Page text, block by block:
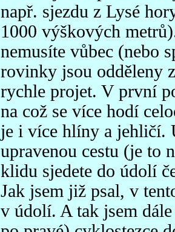
např. sjezdu z Lysé
1000 výškových
nemusíte vůbec (nebo
rovinky jsou odděleny
rychle projet. V první
na což se více hodí
je i více hlíny a jehličí.
upravenou cestu (je to
klidu sjedete do údolí
Jak jsem již psal, v
v údolí. A tak jsem